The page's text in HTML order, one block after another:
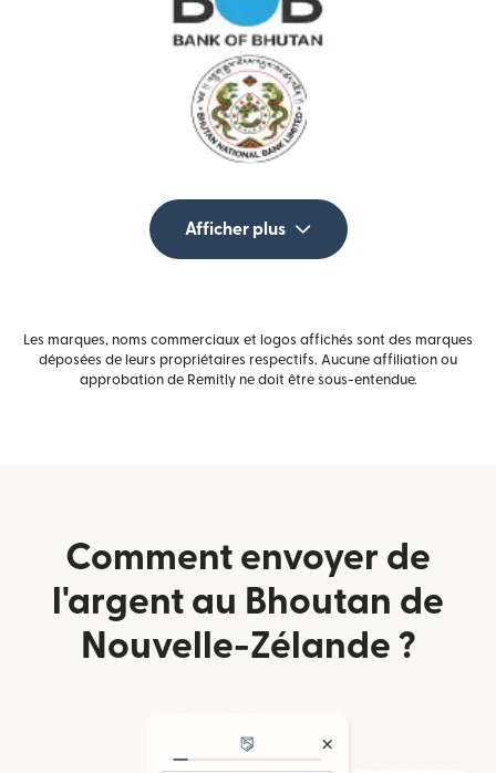
Afficher plus
Les marques, noms commerciaux et logos affichés sont des marques
déposées de leurs propriétaires respectifs. Aucune affiliation ou
approbation de Remitly ne doit être sous-entendue.
Comment envoyer de
l'argent au Bhoutan de
Nouvelle-Zélande ?